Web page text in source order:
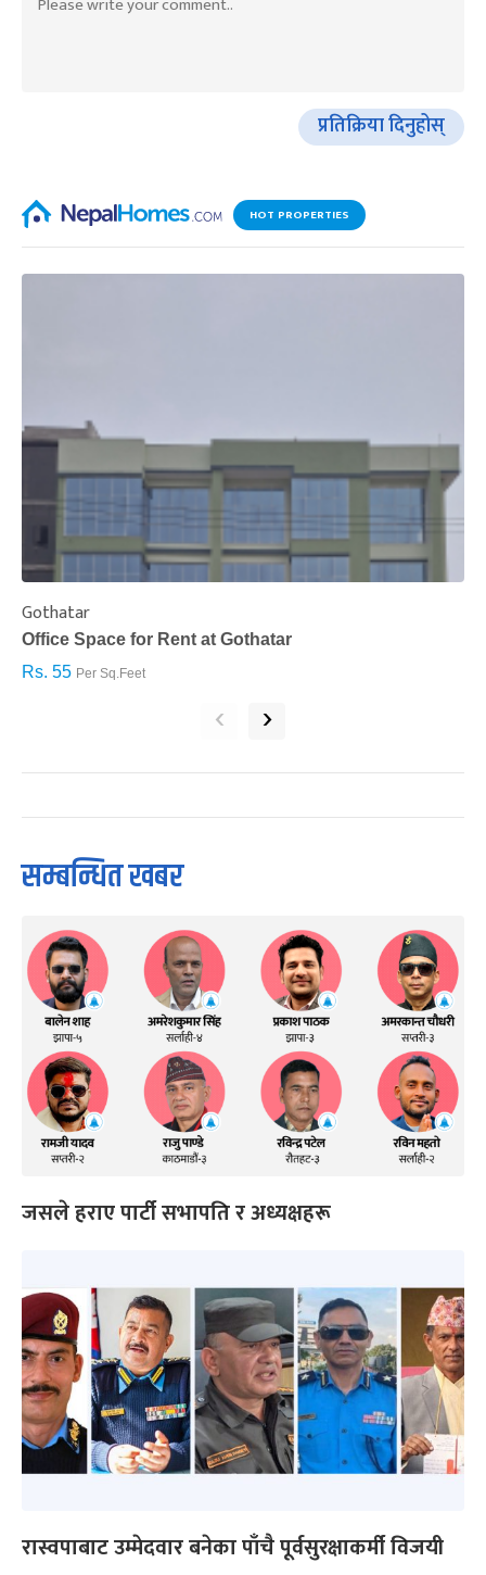
प्रतिक्रिया दिनुहोस्
HOT PROPERTIES
Gothatar
Office Space for Rent at Gothatar
Rs. 55 Per Sq.Feet
‹ ›
सम्बन्धित खबर
जसले हराए पार्टी सभापति र अध्यक्षहरू
रास्वपाबाट उम्मेदवार बनेका पाँचै पूर्वसुरक्षाकर्मी विजयी